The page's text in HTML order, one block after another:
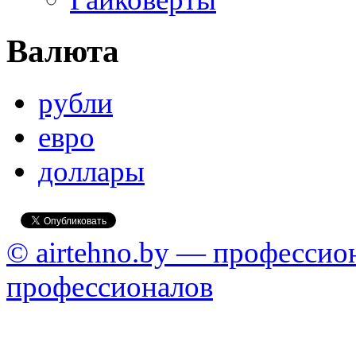
Валюта
рубли
евро
доллары
© airtehno.by —
профессионалов